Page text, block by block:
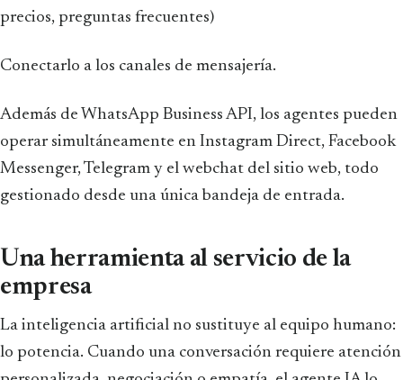
precios, preguntas frecuentes)
Conectarlo a los canales de mensajería.
Además de WhatsApp Business API, los agentes pueden
operar simultáneamente en Instagram Direct, Facebook
Messenger, Telegram y el webchat del sitio web, todo
gestionado desde una única bandeja de entrada.
Una herramienta al servicio de la
empresa
La inteligencia artificial no sustituye al equipo humano:
lo potencia. Cuando una conversación requiere atención